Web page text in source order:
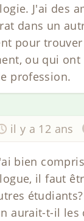
J'ai des
dans un
pour
ou qui
profession.
il y a 12 ans
bien
il faut
étudiants?
aurait-t-il les